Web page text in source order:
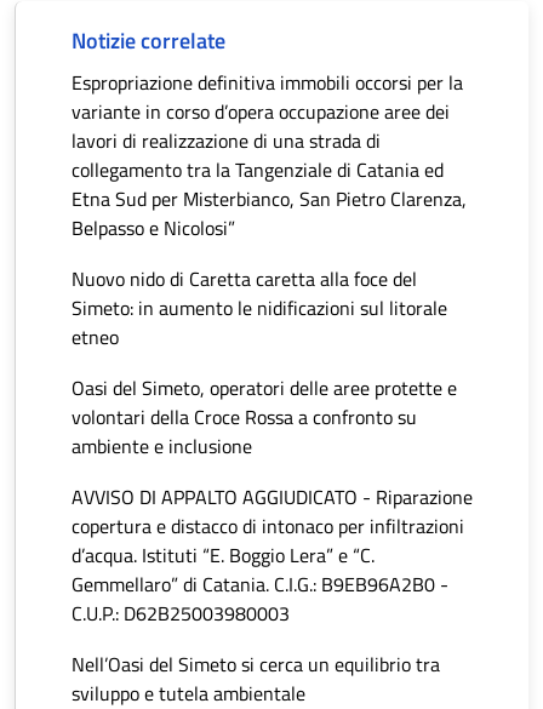
Notizie correlate
Espropriazione definitiva immobili occorsi per la
variante in corso d’opera occupazione aree dei
lavori di realizzazione di una strada di
collegamento tra la Tangenziale di Catania ed
Etna Sud per Misterbianco, San Pietro Clarenza,
Belpasso e Nicolosi”
Nuovo nido di Caretta caretta alla foce del
Simeto: in aumento le nidificazioni sul litorale
etneo
Oasi del Simeto, operatori delle aree protette e
volontari della Croce Rossa a confronto su
ambiente e inclusione
AVVISO DI APPALTO AGGIUDICATO - Riparazione
copertura e distacco di intonaco per infiltrazioni
d’acqua. Istituti “E. Boggio Lera” e “C.
Gemmellaro” di Catania. C.I.G.: B9EB96A2B0 -
C.U.P.: D62B25003980003
Nell’Oasi del Simeto si cerca un equilibrio tra
sviluppo e tutela ambientale